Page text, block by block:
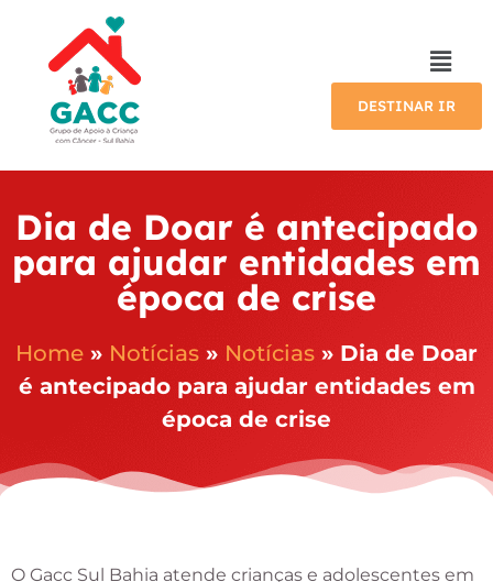
DESTINAR IR
Dia de Doar é antecipado
para ajudar entidades em
época de crise
Home » Notícias » Notícias » Dia de Doar
é antecipado para ajudar entidades em
época de crise
O Gacc Sul Bahia atende crianças e adolescentes em